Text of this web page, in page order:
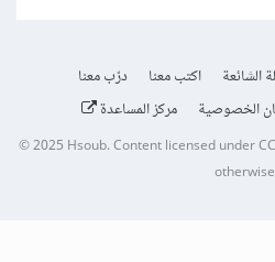
الشائعة اكتب معنا
درّب معنا
الخصوصية مركز المساعدة
© 2025Hsoub.Content licensed under